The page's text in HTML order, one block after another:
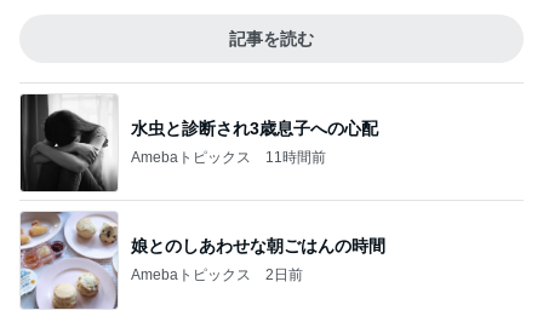
記事を読む
水虫と診断され3歳息子への心配
Amebaトピックス 11時間前
娘とのしあわせな朝ごはんの時間
Amebaトピックス 2日前